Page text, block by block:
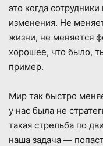
это когда
изменения. Не
жизни, не меняется
хорошее, что было,
пример.
Мир так быстро
у нас была не
такая стрельба по
наша задача —